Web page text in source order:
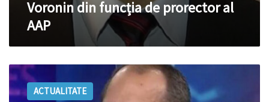
Voronin din funcția de prorector al
AAP
Popovici:
Știința
este
ACTUALITATE